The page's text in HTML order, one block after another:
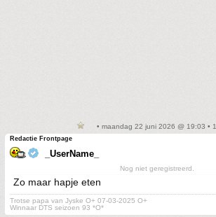
• maandag 22 juni 2026 @ 19:03 •
Redactie Frontpage
_UserName_
Nog niet geregistreerd.
Zo maar hapje eten
Trotse papa van Jyske O+ 07-03-2025 O+
Winnaar DTS seizoen 93 *O*